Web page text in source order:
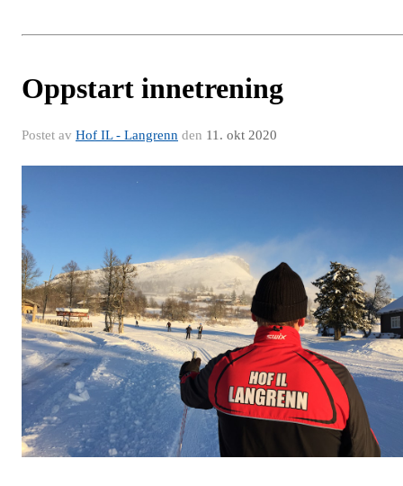
Oppstart innetrening
Postet av Hof IL - Langrenn den 11. okt 2020